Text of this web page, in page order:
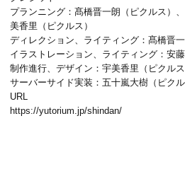
プランニング： 髙橋晋一朗（ピクルス）
美香里（ピクルス）
ディレクション、ライティング： 髙橋晋
イラストレーション、ライティング：安
制作進行、デザイン： 宇美香里（ピクルス
サーバーサイド実装：五十嵐大樹（ピクル
URL
https://yutorium.jp/shindan/